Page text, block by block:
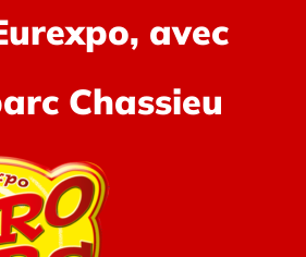
avec
Chassieu